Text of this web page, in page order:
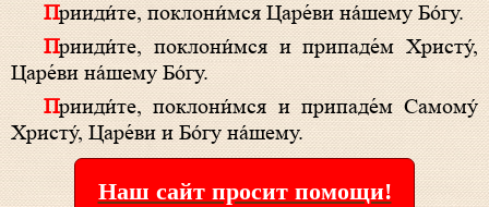
Прииди́те, поклони́мся Царе́ви на́шему Бо́гу.
Прииди́те, поклони́мся и припаде́м Христу́,
Царе́ви на́шему Бо́гу.
Прииди́те, поклони́мся и припаде́м Самому́
Христу́, Царе́ви и Бо́гу на́шему.
Наш сайт просит помощи!